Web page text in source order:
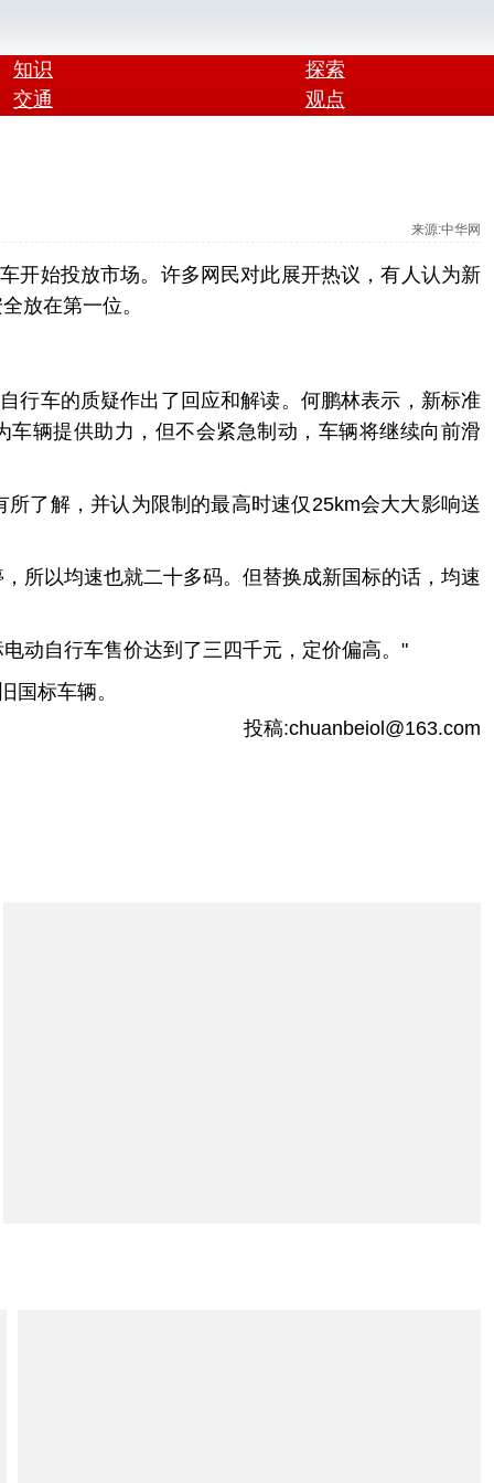
知识
探索
交通
观点
来源:中华网
始投放市场。许多网民对此展开热议，有人认为新
放在第一位。
车的质疑作出了回应和解读。何鹏林表示，新标准
辆提供助力，但不会紧急制动，车辆将继续向前滑
了解，并认为限制的最高时速仅25km会大大影响送
以均速也就二十多码。但替换成新国标的话，均速
自行车售价达到了三四千元，定价偏高。"
标车辆。
投稿:chuanbeiol@163.com